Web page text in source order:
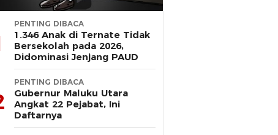
PENTING DIBACA
1.346 Anak di Ternate Tidak
Bersekolah pada 2026,
Didominasi Jenjang PAUD
PENTING DIBACA
Gubernur Maluku Utara
Angkat 22 Pejabat, Ini
Daftarnya